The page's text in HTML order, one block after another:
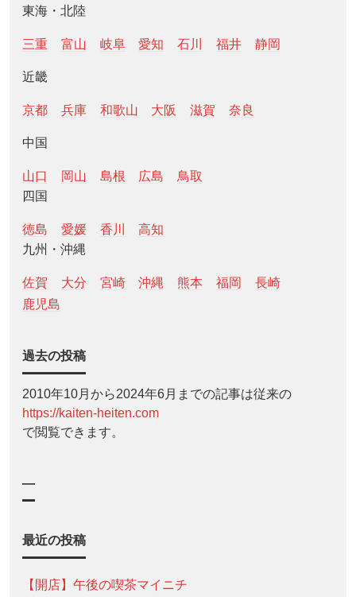
東海・北陸
三重 富山 岐阜 愛知 石川 福井 静岡
近畿
京都 兵庫 和歌山 大阪 滋賀 奈良
中国
山口 岡山 島根 広島
鳥取
四国
徳島 愛媛 香川
高知
九州・沖縄
佐賀 大分 宮崎 沖縄 熊本 福岡
長崎
鹿児島
過去の投稿
2010年10月から2024年6月までの記事は従来の
https://kaiten-heiten.com
で閲覧できます。
—
最近の投稿
【開店】午後の喫茶マイニチ